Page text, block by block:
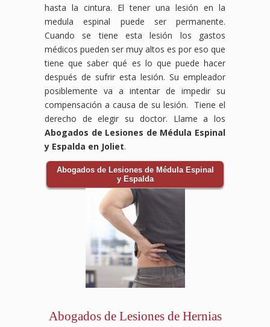
hasta la cintura. El tener una lesión en la
medula espinal puede ser permanente.
Cuando se tiene esta lesión los gastos
médicos pueden ser muy altos es por eso que
tiene que saber qué es lo que puede hacer
después de sufrir esta lesión. Su empleador
posiblemente va a intentar de impedir su
compensación a causa de su lesión. Tiene el
derecho de elegir su doctor. Llame a los
Abogados de Lesiones de Médula Espinal
y Espalda en Joliet.
Abogados de Lesiones de Médula Espinal
y Espalda
Abogados de Lesiones de Hernias